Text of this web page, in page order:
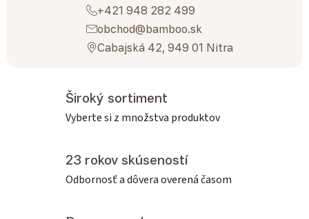
+421 948 282 499
obchod@bamboo.sk
Cabajská 42, 949 01 Nitra
Široký sortiment
Vyberte si z množstva produktov
23 rokov skúseností
Odbornosť a dôvera overená časom